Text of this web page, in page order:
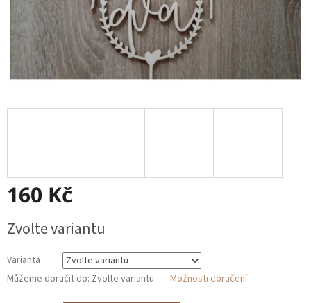
160 Kč
cena:
Zvolte variantu
Varianta
Můžeme doručit do: Zvolte variantu Možnosti doručení